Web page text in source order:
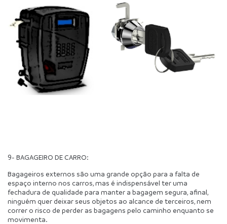
9- BAGAGEIRO DE CARRO:
Bagageiros externos são uma grande opção para a falta de
espaço interno nos carros, mas é indispensável ter uma
fechadura de qualidade para manter a bagagem segura, afinal,
ninguém quer deixar seus objetos ao alcance de terceiros, nem
correr o risco de perder as bagagens pelo caminho enquanto se
movimenta.